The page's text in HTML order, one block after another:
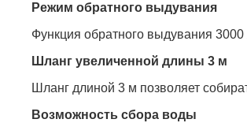
Режим обратного выдувания
Функция обратного выдувания 3000
Шланг увеличенной длины 3 м
Шланг длиной 3 м позволяет
Возможность сбора воды